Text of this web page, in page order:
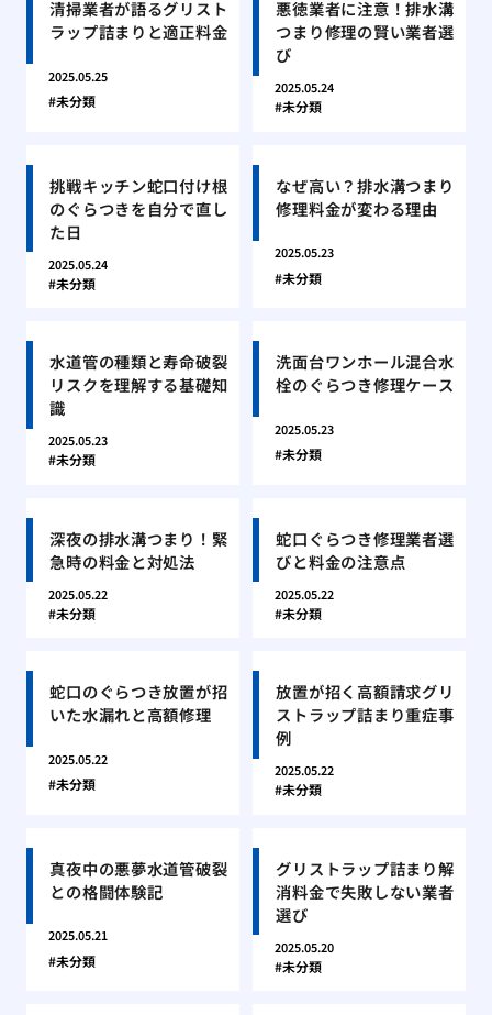
清掃業者が語るグリスト
ラップ詰まりと適正料金
2025.05.25
未分類
悪徳業者に注意！排水溝
つまり修理の賢い業者選
び
2025.05.24
未分類
挑戦キッチン蛇口付け根
のぐらつきを自分で直し
た日
2025.05.24
未分類
なぜ高い？排水溝つまり
修理料金が変わる理由
2025.05.23
未分類
水道管の種類と寿命破裂
リスクを理解する基礎知
識
2025.05.23
未分類
洗面台ワンホール混合水
栓のぐらつき修理ケース
2025.05.23
未分類
深夜の排水溝つまり！緊
急時の料金と対処法
2025.05.22
未分類
蛇口ぐらつき修理業者選
びと料金の注意点
2025.05.22
未分類
蛇口のぐらつき放置が招
いた水漏れと高額修理
2025.05.22
未分類
放置が招く高額請求グリ
ストラップ詰まり重症事
例
2025.05.22
未分類
真夜中の悪夢水道管破裂
との格闘体験記
2025.05.21
未分類
グリストラップ詰まり解
消料金で失敗しない業者
選び
2025.05.20
未分類